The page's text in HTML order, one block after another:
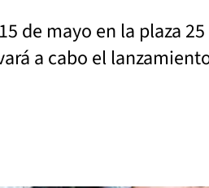
de mayo en la plaza
a cabo el